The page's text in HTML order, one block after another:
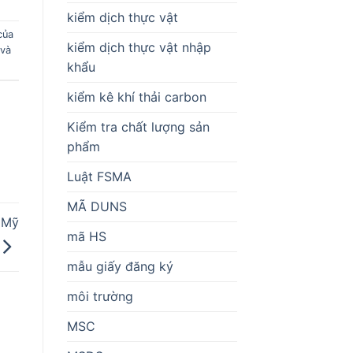
kiểm dịch thực vật
kiểm dịch thực vật nhập
khẩu
kiểm kê khí thải carbon
Kiểm tra chất lượng sản
phẩm
Luật FSMA
MÃ DUNS
mã HS
mẫu giấy đăng ký
môi trường
MSC